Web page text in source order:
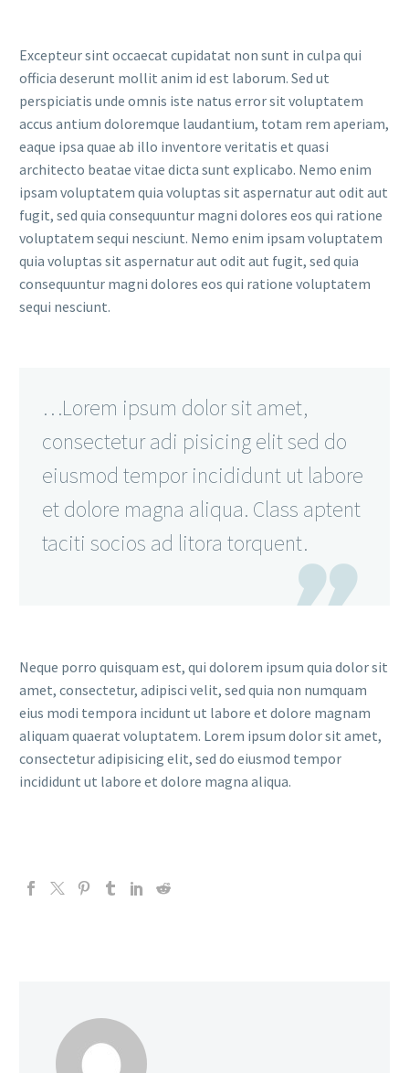
Excepteur sint occaecat cupidatat non sunt in culpa qui
officia deserunt mollit anim id est laborum. Sed ut
perspiciatis unde omnis iste natus error sit voluptatem
accus antium doloremque laudantium, totam rem aperiam,
eaque ipsa quae ab illo inventore veritatis et quasi
architecto beatae vitae dicta sunt explicabo. Nemo enim
ipsam voluptatem quia voluptas sit aspernatur aut odit aut
fugit, sed quia consequuntur magni dolores eos qui ratione
voluptatem sequi nesciunt. Nemo enim ipsam voluptatem
quia voluptas sit aspernatur aut odit aut fugit, sed quia
consequuntur magni dolores eos qui ratione voluptatem
sequi nesciunt.
…Lorem ipsum dolor sit amet,
consectetur adi pisicing elit sed do
eiusmod tempor incididunt ut labore
et dolore magna aliqua. Class aptent
taciti socios ad litora torquent.

Neque porro quisquam est, qui dolorem ipsum quia dolor sit
amet, consectetur, adipisci velit, sed quia non numquam
eius modi tempora incidunt ut labore et dolore magnam
aliquam quaerat voluptatem. Lorem ipsum dolor sit amet,
consectetur adipisicing elit, sed do eiusmod tempor
incididunt ut labore et dolore magna aliqua.